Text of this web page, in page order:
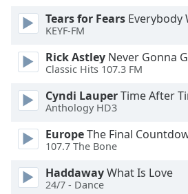
Style
Font
Family
Tears for Fears Everybody
KEYF-FM
Rick Astley Never Gonna
Classic Hits 107.3 FM
Cyndi LauperTime After
Anthology HD3
EuropeThe Final
107.7 The Bone
HaddawayWhat Is Love
24/7 - Dance